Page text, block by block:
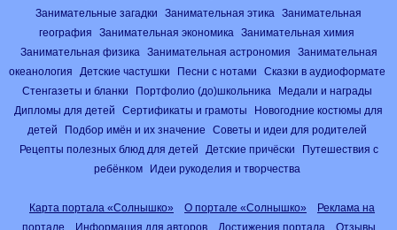
Занимательные загадки
Занимательная этика
Занимательная
география
Занимательная экономика
Занимательная химия
Занимательная физика
Занимательная астрономия
Занимательная
океанология
Детские частушки Песни с нотами
Сказки в аудиоформате
Стенгазеты и бланки
Портфолио (до)школьника
Медали и награды
Дипломы для детей
Сертификаты и грамоты
Новогодние костюмы для
детей
Подбор имён и их значение
Советы и идеи для родителей
Рецепты полезных блюд для детей
Детские причёски
Путешествия с
ребёнком
Идеи рукоделия и творчества
Карта портала «Солнышко» О портале «Солнышко»
Реклама на
портале
Информация для авторов Достижения портала Отзывы